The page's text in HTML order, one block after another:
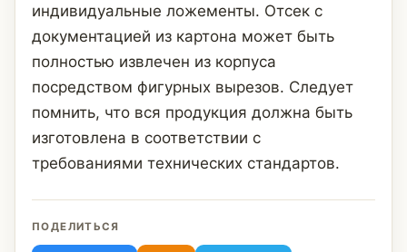
индивидуальные ложементы. Отсек с
документацией из картона может быть
полностью извлечен из корпуса
посредством фигурных вырезов. Следует
помнить, что вся продукция должна быть
изготовлена в соответствии с
требованиями технических стандартов.
ПОДЕЛИТЬСЯ